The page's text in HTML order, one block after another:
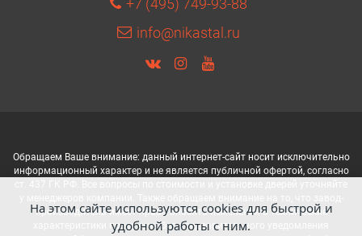
+7 (495) 749-93-88
info@nikastal.ru
Обращаем Ваше внимание: данный интернет-сайт носит исключительно
информационный характер и не является публичной офертой, согласно
производитель имеет право вносить изменения в технические
характеристики продукции без предварительного уведомления
На этом сайте используются cookies для быстрой и
удобной работы с ним.